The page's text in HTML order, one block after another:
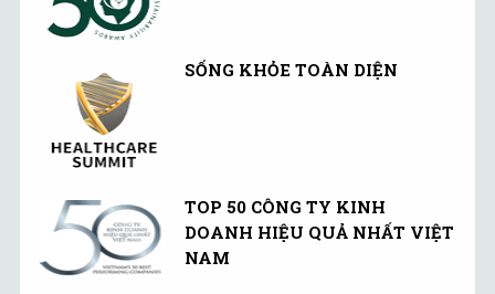
SỐNG KHỎE TOÀN DIỆN
TOP 50 CÔNG TY KINH
DOANH HIỆU QUẢ NHẤT VIỆT
NAM